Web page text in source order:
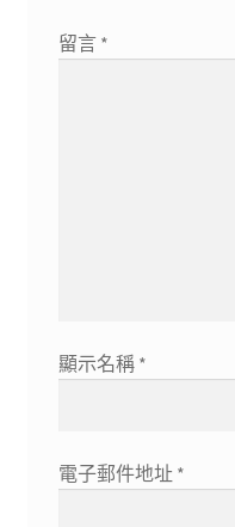
留言 *
顯示名稱 *
電子郵件地址 *